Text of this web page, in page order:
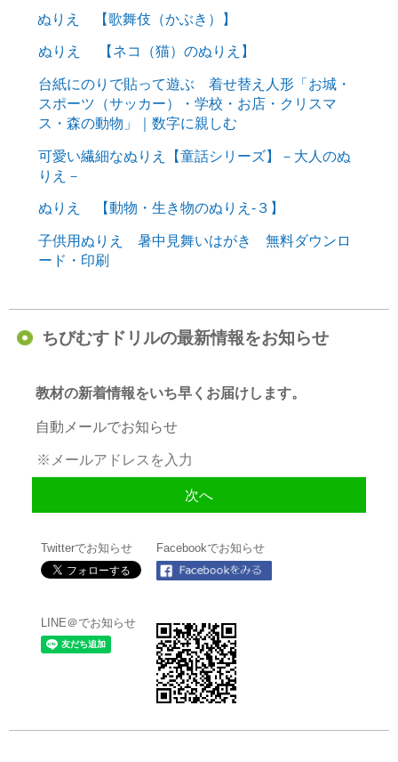
ぬりえ 【歌舞伎（かぶき）】
ぬりえ 【ネコ（猫）のぬりえ】
台紙にのりで貼って遊ぶ 着せ替え人形「お城・
スポーツ（サッカー）・学校・お店・クリスマ
ス・森の動物」｜数字に親しむ
可愛い繊細なぬりえ【童話シリーズ】－大人のぬ
りえ－
ぬりえ 【動物・生き物のぬりえ-３】
子供用ぬりえ 暑中見舞いはがき 無料ダウンロ
ード・印刷
ちびむすドリルの最新情報をお知らせ
教材の新着情報をいち早くお届けします。
自動メールでお知らせ
Twitterでお知らせ Facebookでお知らせ
LINE＠でお知らせ